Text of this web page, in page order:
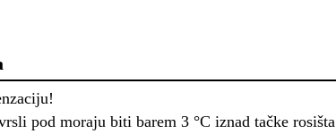
pod moraju biti barem 3 °C iznad tačke